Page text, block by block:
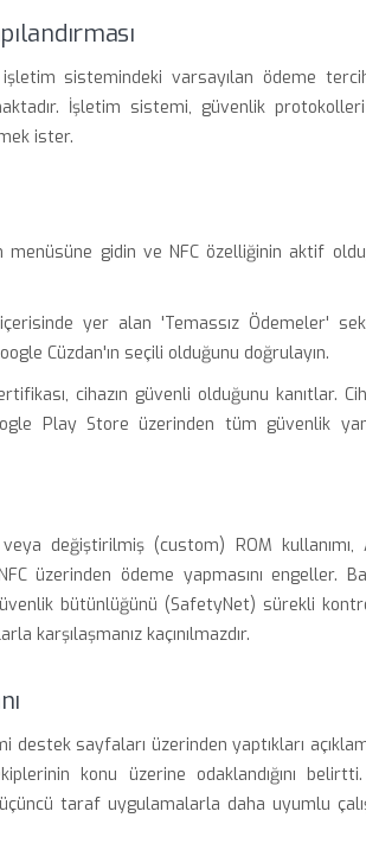
işletim sistemindeki varsayılan ödeme
İşletim sistemi, güvenlik
ister.
menüsüne gidin ve NFC özelliğinin aktif
yer alan 'Temassız Ödemeler'
Cüzdan'ın seçili olduğunu doğrulayın.
cihazın güvenli olduğunu kanıtlar.
Play Store üzerinden tüm güvenlik
değiştirilmiş (custom) ROM kullanımı,
üzerinden ödeme yapmasını engeller.
bütünlüğünü (SafetyNet) sürekli
karşılaşmanız kaçınılmazdır.
sayfaları üzerinden yaptıkları
konu üzerine odaklandığını
taraf uygulamalarla daha uyumlu